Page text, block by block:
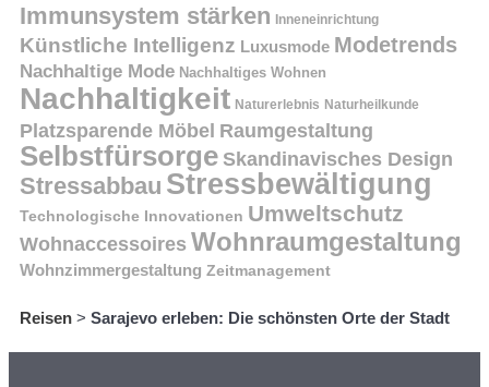
Immunsystem stärken Inneneinrichtung
Künstliche Intelligenz Luxusmode Modetrends
Nachhaltige Mode Nachhaltiges Wohnen
Nachhaltigkeit Naturerlebnis Naturheilkunde
Platzsparende Möbel Raumgestaltung
Selbstfürsorge Skandinavisches Design
Stressabbau Stressbewältigung
Technologische Innovationen Umweltschutz
Wohnaccessoires Wohnraumgestaltung
Wohnzimmergestaltung Zeitmanagement
Reisen > Sarajevo erleben: Die schönsten Orte der Stadt